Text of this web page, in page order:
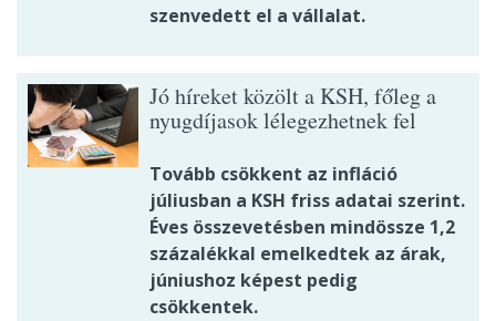
szenvedett el a vállalat.
Jó híreket közölt a KSH, főleg a
nyugdíjasok lélegezhetnek fel
Tovább csökkent az infláció
júliusban a KSH friss adatai szerint.
Éves összevetésben mindössze 1,2
százalékkal emelkedtek az árak,
júniushoz képest pedig
csökkentek.